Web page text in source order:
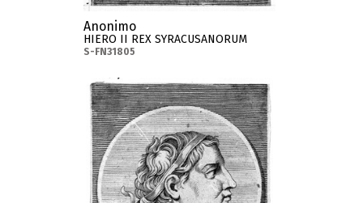
Anonimo
HIERO II REX SYRACUSANORUM
S-FN31805